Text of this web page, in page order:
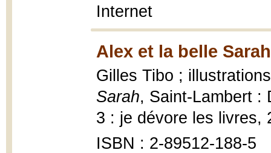
Internet
Alex et la belle
Gilles Tibo ;
Sarah, Saint-Lambert :
3 : je dévore les livres,
ISBN : 2-89512-188-5